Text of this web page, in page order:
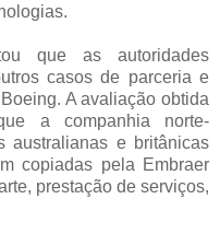
que as autoridades
casos de parceria e
A avaliação obtida
a companhia norte-
australianas e britânicas
copiadas pela Embraer
prestação de serviços,